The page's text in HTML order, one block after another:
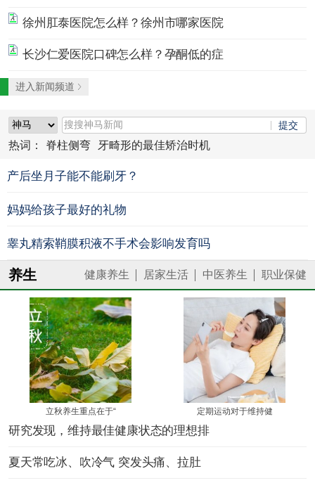
徐州肛泰医院怎么样？徐州市哪家医院
长沙仁爱医院口碑怎么样？孕酮低的症
进入新闻频道
热词： 脊柱侧弯 牙畸形的最佳矫治时机
产后坐月子能不能刷牙？
妈妈给孩子最好的礼物
睾丸精索鞘膜积液不手术会影响发育吗
养生 健康养生 居家生活 中医养生 职业保健
立秋养生重点在于“ 定期运动对于维持健
研究发现，维持最佳健康状态的理想排
夏天常吃冰、吹冷气 突发头痛、拉肚